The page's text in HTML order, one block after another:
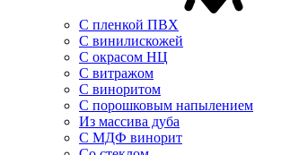
С пленкой ПВХ
С винилискожей
С окрасом НЦ
С витражом
С виноритом
С порошковым напылением
Из массива дуба
С МДФ винорит